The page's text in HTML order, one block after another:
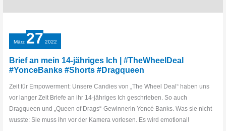
März 27 2022
Brief an mein 14-jähriges Ich | #TheWheelDeal
#YonceBanks #Shorts #Dragqueen
Zeit für Empowerment: Unsere Candies von „The Wheel Deal“ haben uns
vor langer Zeit Briefe an ihr 14-jähriges Ich geschrieben. So auch
Dragqueen und „Queen of Drags“-Gewinnerin Yoncé Banks. Was sie nicht
wusste: Sie muss ihn vor der Kamera vorlesen. Es wird emotional!